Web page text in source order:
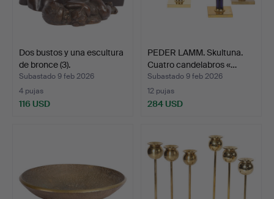
Dos bustos y una escultura
de bronce (3).
Subastado 9 feb 2026
4 pujas
116 USD
PEDER LAMM. Skultuna.
Cuatro candelabros «…
Subastado 9 feb 2026
12 pujas
284 USD